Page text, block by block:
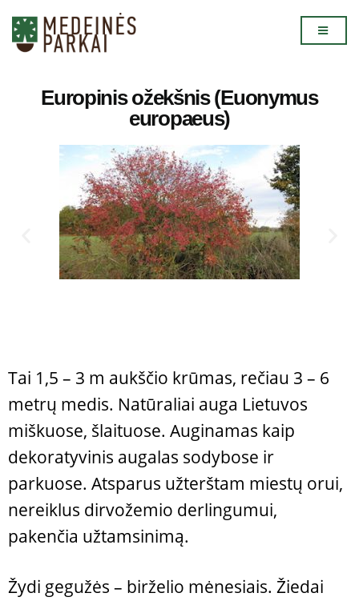
Europinis ožekšnis (Euonymus
europaeus)
Tai 1,5 – 3 m aukščio krūmas, rečiau 3 – 6
metrų medis. Natūraliai auga Lietuvos
miškuose, šlaituose. Auginamas kaip
dekoratyvinis augalas sodybose ir
parkuose. Atsparus užterštam miestų orui,
nereiklus dirvožemio derlingumui,
pakenčia užtamsinimą.
Žydi gegužės – birželio mėnesiais. Žiedai